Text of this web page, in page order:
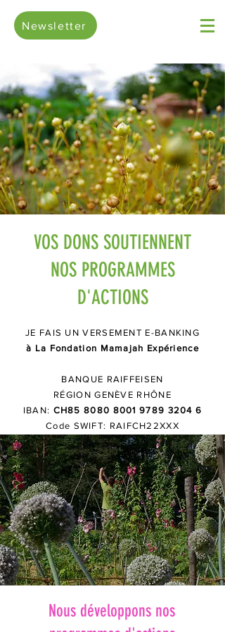
Newsletter
VOS DONS SOUTIENNENT
NOS PROGRAMMES
D'ACTIONS
JE FAIS UN VERSEMENT E-BANKING
à La Fondation Mamajah Expérience
BANQUE RAIFFEISEN
RÉGION GENÈVE RHÔNE
IBAN: CH85 8080 8001 9789 3204 6
Code SWIFT: RAIFCH22XXX
Nous développons nos